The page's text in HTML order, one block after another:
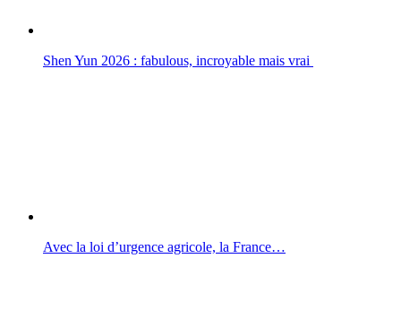
Shen Yun 2026 : fabulous, incroyable mais vrai
Avec la loi d’urgence agricole, la France…